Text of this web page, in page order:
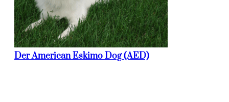
Der American Eskimo Dog (AED)